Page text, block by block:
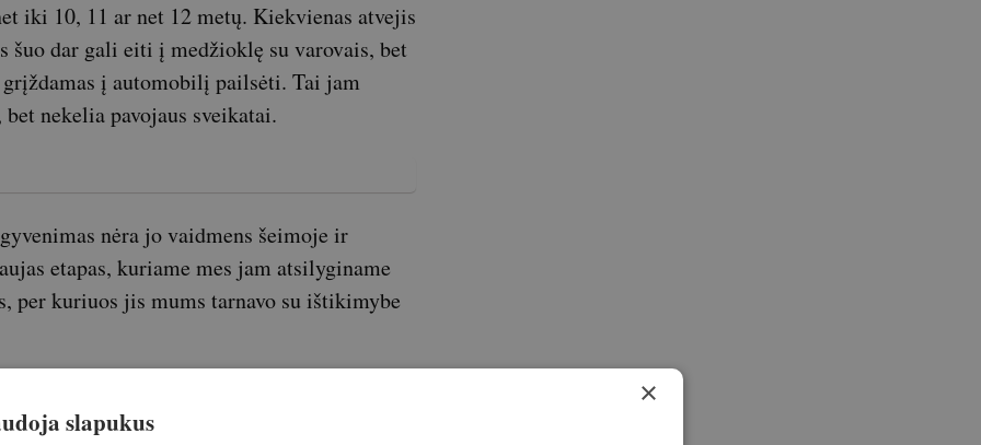
iki 10, 11 ar net 12 metų. Kiekvienas atvejis
šuo dar gali eiti į medžioklę su varovais, bet
į automobilį pailsėti. Tai jam
nekelia pavojaus sveikatai.
nėra jo vaidmens šeimoje ir
etapas, kuriame mes jam atsilyginame
per kuriuos jis mums tarnavo su ištikimybe
atsižvelgti, kai
×
slapukus